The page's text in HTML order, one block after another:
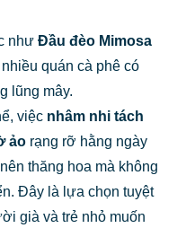
như Đầu đèo Mimosa
quán cà phê có
lũng mây.
việc nhâm nhi tách
ảorạng rỡ hằng ngày
thăng hoa mà không
Đây là lựa chọn tuyệt
già và trẻ nhỏ muốn